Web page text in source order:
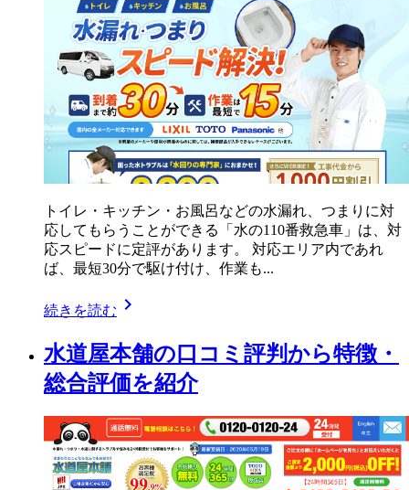
トイレ・キッチン・お風呂などの水漏れ、つまりに対
応してもらうことができる「水の110番救急車」は、対
応スピードに定評があります。 対応エリア内であれ
ば、最短30分で駆け付け、作業も...
続きを読む chevron_right
水道屋本舗の口コミ評判から特徴・
総合評価を紹介